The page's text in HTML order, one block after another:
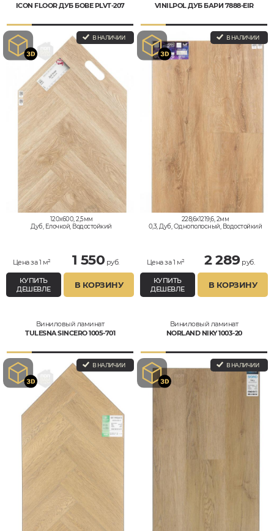
ICON FLOOR ДУБ БОВЕ PLVT-207
В НАЛИЧИИ
120x600, 2,5мм
Дуб, Елочкой, Водостойкий
Цена за 1 м² 1 550 руб.
КУПИТЬ
ДЕШЕВЛЕ
В КОРЗИНУ
VINILPOL ДУБ БАРИ 7888-EIR
В НАЛИЧИИ
228,6x1219,6, 2мм
0,3, Дуб, Однополосный, Водостойкий
Цена за 1 м² 2 289руб.
КУПИТЬ
ДЕШЕВЛЕ
В КОРЗИНУ
Виниловый ламинат
TULESNA SINCERO 1005-701
В НАЛИЧИИ
Виниловый ламинат
NORLAND NIKY 1003-20
В НАЛИЧИИ